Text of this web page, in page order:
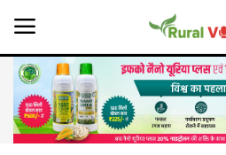
Home